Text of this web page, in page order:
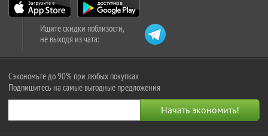
Ищите скидки поблизости,
не выходя из чата:
Сэкономьте до 90% при любых покупках
Подпишитесь на самые выгодные предложения